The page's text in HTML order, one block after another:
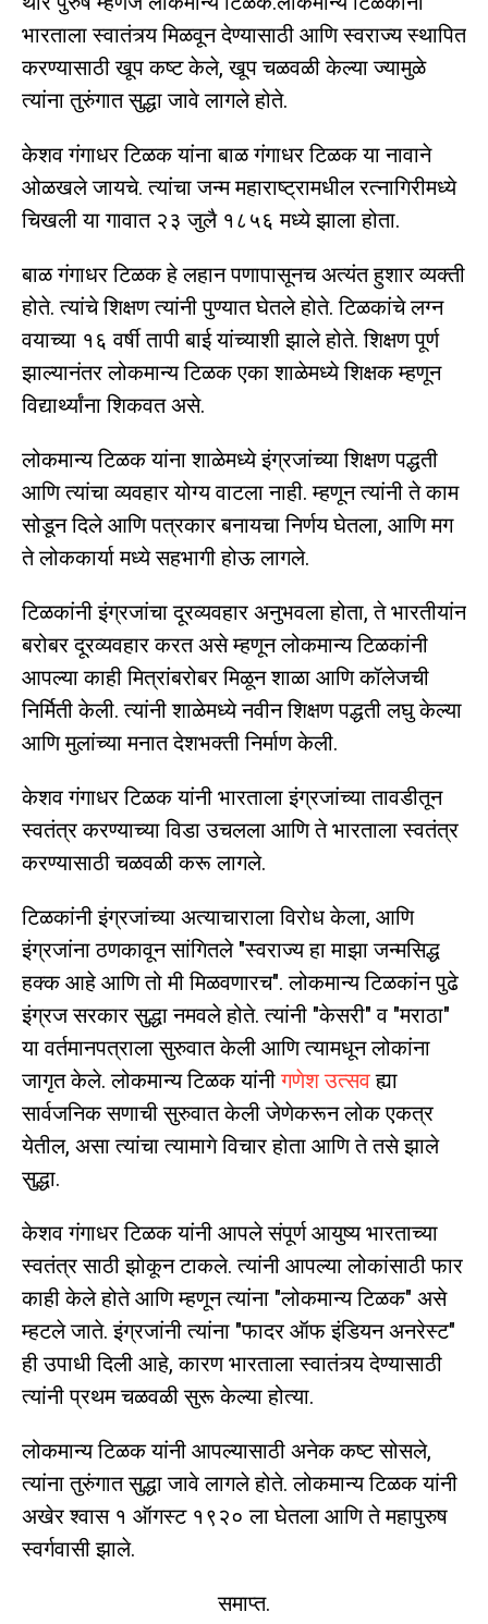
भारताला स्वातंत्र्य मिळवून देण्यासाठी आणि स्वराज्य स्थापित
करण्यासाठी खूप कष्ट केले, खूप चळवळी केल्या ज्यामुळे
त्यांना तुरुंगात सुद्धा जावे लागले होते.
केशव गंगाधर टिळक यांना बाळ गंगाधर टिळक या नावाने
ओळखले जायचे. त्यांचा जन्म महाराष्ट्रामधील रत्नागिरीमध्ये
चिखली या गावात २३ जुलै १८५६ मध्ये झाला होता.
बाळ गंगाधर टिळक हे लहान पणापासूनच अत्यंत हुशार व्यक्ती
होते. त्यांचे शिक्षण त्यांनी पुण्यात घेतले होते. टिळकांचे लग्न
वयाच्या १६ वर्षी तापी बाई यांच्याशी झाले होते. शिक्षण पूर्ण
झाल्यानंतर लोकमान्य टिळक एका शाळेमध्ये शिक्षक म्हणून
विद्यार्थ्यांना शिकवत असे.
लोकमान्य टिळक यांना शाळेमध्ये इंग्रजांच्या शिक्षण पद्धती
आणि त्यांचा व्यवहार योग्य वाटला नाही. म्हणून त्यांनी ते काम
सोडून दिले आणि पत्रकार बनायचा निर्णय घेतला, आणि मग
ते लोककार्या मध्ये सहभागी होऊ लागले.
टिळकांनी इंग्रजांचा दूरव्यवहार अनुभवला होता, ते भारतीयांन
बरोबर दूरव्यवहार करत असे म्हणून लोकमान्य टिळकांनी
आपल्या काही मित्रांबरोबर मिळून शाळा आणि कॉलेजची
निर्मिती केली. त्यांनी शाळेमध्ये नवीन शिक्षण पद्धती लघु केल्या
आणि मुलांच्या मनात देशभक्ती निर्माण केली.
केशव गंगाधर टिळक यांनी भारताला इंग्रजांच्या तावडीतून
स्वतंत्र करण्याच्या विडा उचलला आणि ते भारताला स्वतंत्र
करण्यासाठी चळवळी करू लागले.
टिळकांनी इंग्रजांच्या अत्याचाराला विरोध केला, आणि
इंग्रजांना ठणकावून सांगितले "स्वराज्य हा माझा जन्मसिद्ध
हक्क आहे आणि तो मी मिळवणारच". लोकमान्य टिळकांन पुढे
इंग्रज सरकार सुद्धा नमवले होते. त्यांनी "केसरी" व "मराठा"
या वर्तमानपत्राला सुरुवात केली आणि त्यामधून लोकांना
जागृत केले. लोकमान्य टिळक यांनीगणेश उत्सवह्या
सार्वजनिक सणाची सुरुवात केली जेणेकरून लोक एकत्र
येतील, असा त्यांचा त्यामागे विचार होता आणि ते तसे झाले
सुद्धा.
केशव गंगाधर टिळक यांनी आपले संपूर्ण आयुष्य भारताच्या
स्वतंत्र साठी झोकून टाकले. त्यांनी आपल्या लोकांसाठी फार
काही केले होते आणि म्हणून त्यांना "लोकमान्य टिळक" असे
म्हटले जाते. इंग्रजांनी त्यांना "फादर ऑफ इंडियन अनरेस्ट"
ही उपाधी दिली आहे, कारण भारताला स्वातंत्र्य देण्यासाठी
त्यांनी प्रथम चळवळी सुरू केल्या होत्या.
लोकमान्य टिळक यांनी आपल्यासाठी अनेक कष्ट सोसले,
त्यांना तुरुंगात सुद्धा जावे लागले होते. लोकमान्य टिळक यांनी
अखेर श्वास १ ऑगस्ट १९२० ला घेतला आणि ते महापुरुष
स्वर्गवासी झाले.
समाप्त.